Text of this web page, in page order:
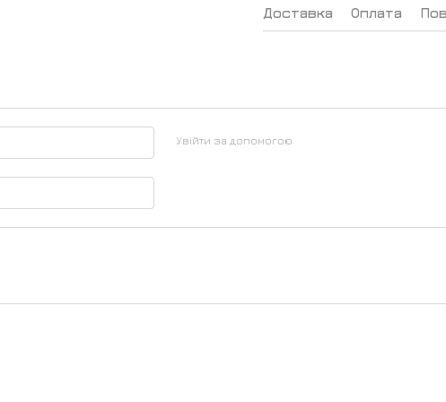
Доставка Оплата
Увійти за допомогою